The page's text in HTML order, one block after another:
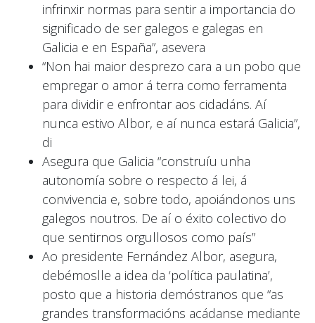
infrinxir normas para sentir a importancia do
significado de ser galegos e galegas en
Galicia e en España”, asevera
“Non hai maior desprezo cara a un pobo que
empregar o amor á terra como ferramenta
para dividir e enfrontar aos cidadáns. Aí
nunca estivo Albor, e aí nunca estará Galicia”,
di
Asegura que Galicia “construíu unha
autonomía sobre o respecto á lei, á
convivencia e, sobre todo, apoiándonos uns
galegos noutros. De aí o éxito colectivo do
que sentirnos orgullosos como país”
Ao presidente Fernández Albor, asegura,
debémoslle a idea da ‘política paulatina’,
posto que a historia demóstranos que “as
grandes transformacións acádanse mediante